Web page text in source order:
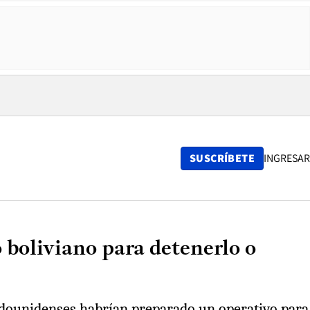
SUSCRÍBETE INGRESAR
boliviano para detenerlo o